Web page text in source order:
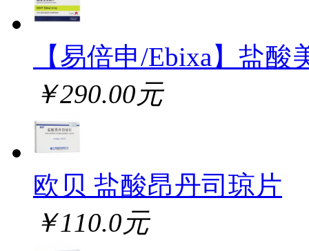
【易倍申/Ebixa】盐酸
￥290.00元
欧贝 盐酸昂丹司琼片
￥110.0元